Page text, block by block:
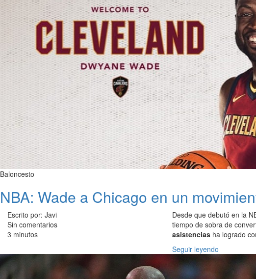
Baloncesto
NBA: Wade a Chicago en un
Escrito por: Javi
Sin comentarios
3 minutos
Desde que debutó en la
tiempo de sobra de
asistencias ha logrado
Seguir leyendo